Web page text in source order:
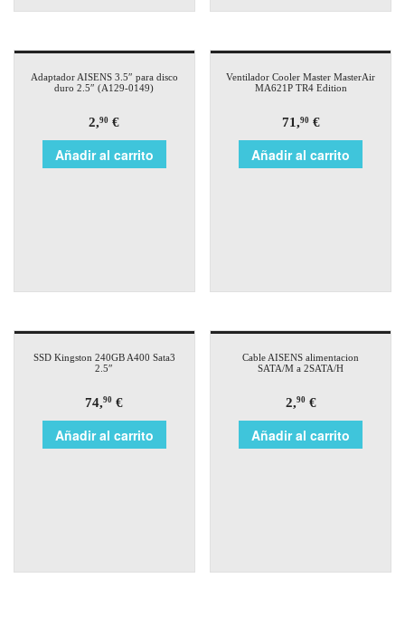
Adaptador AISENS 3.5″ para disco
duro 2.5″ (A129-0149)
2,90 €
Añadir al carrito
Ventilador Cooler Master MasterAir
MA621P TR4 Edition
71,90€
Añadir al carrito
SSD Kingston 240GB A400 Sata3
2.5″
74,90 €
Añadir al carrito
Cable AISENS alimentacion
SATA/M a 2SATA/H
2,90€
Añadir al carrito